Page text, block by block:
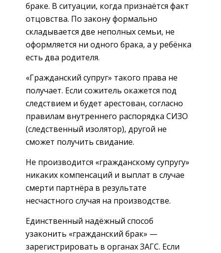
браке. В ситуации, когда признаётся факт
отцовства. По закону формально
складывается две неполных семьи, не
оформляется ни одного брака, а у ребёнка
есть два родителя.
«Гражданский супруг» такого права не
получает. Если сожитель окажется под
следствием и будет арестован, согласно
правилам внутреннего распорядка СИЗО
(следственный изолятор), другой не
сможет получить свидание.
Не производится «гражданскому супругу»
никаких компенсаций и выплат в случае
смерти партнёра в результате
несчастного случая на производстве.
Единственный надёжный способ
узаконить «гражданский брак» —
зарегистрировать в органах ЗАГС. Если